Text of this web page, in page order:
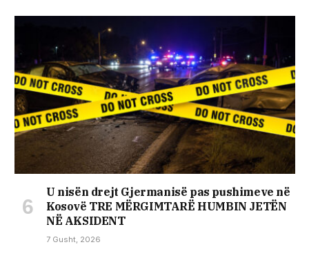
U nisën drejt Gjermanisë pas pushimeve në
Kosovë TRE MËRGIMTARË HUMBIN JETËN
NË AKSIDENT
7 Gusht, 2026